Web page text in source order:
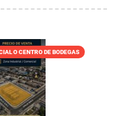
O CENTRO DE BODEGAS